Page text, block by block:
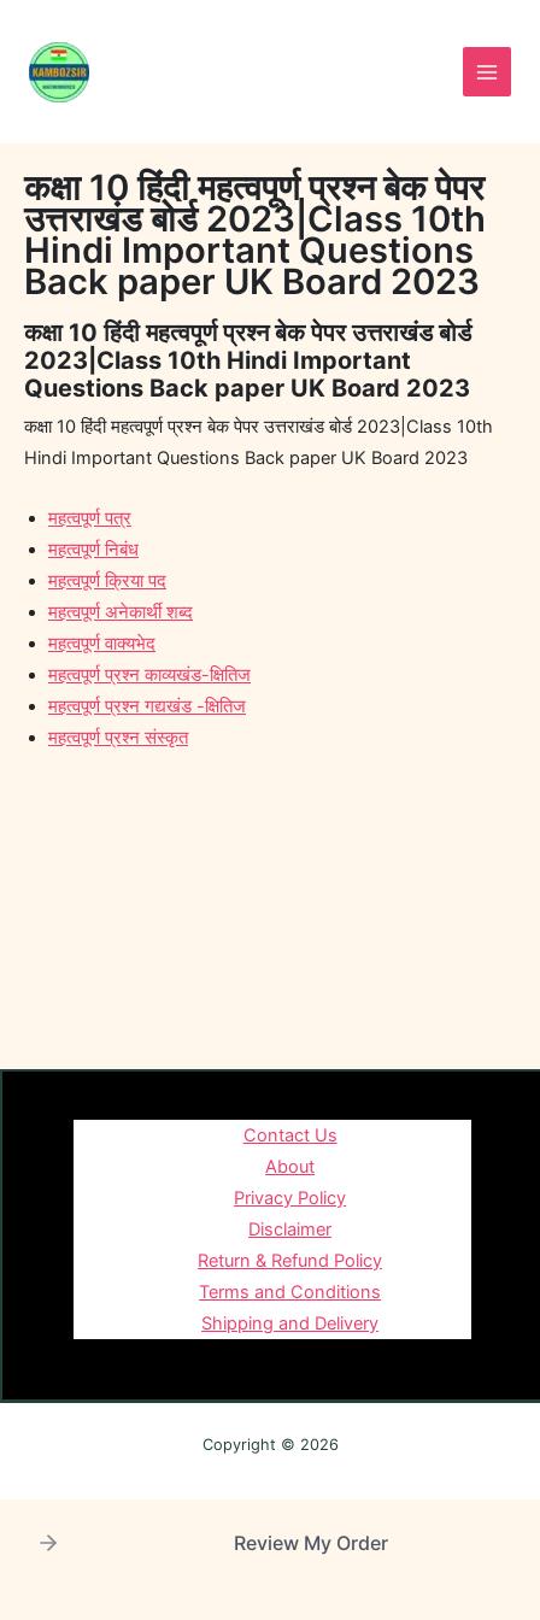
content
कक्षा 10 हिंदी महत्वपूर्ण प्रश्न बेक पेपर
उत्तराखंड बोर्ड 2023|Class 10th
Hindi Important Questions
Back paper UK Board 2023
कक्षा 10 हिंदी महत्वपूर्ण प्रश्न बेक पेपर उत्तराखंड बोर्ड
2023|Class 10th Hindi Important
Questions Back paper UK Board 2023
कक्षा 10 हिंदी महत्वपूर्ण प्रश्न बेक पेपर उत्तराखंड बोर्ड 2023|Class 10th
Hindi Important Questions Back paper UK Board 2023
महत्वपूर्ण पत्र
महत्वपूर्ण निबंध
महत्वपूर्ण क्रिया पद
महत्वपूर्ण अनेकार्थी शब्द
महत्वपूर्ण वाक्यभेद
महत्वपूर्ण प्रश्न काव्यखंड-क्षितिज
महत्वपूर्ण प्रश्न गद्यखंड -क्षितिज
महत्वपूर्ण प्रश्न संस्कृत
Contact Us
About
Privacy Policy
Disclaimer
Return & Refund Policy
Terms and Conditions
Shipping and Delivery
Copyright © 2026
Review My Order